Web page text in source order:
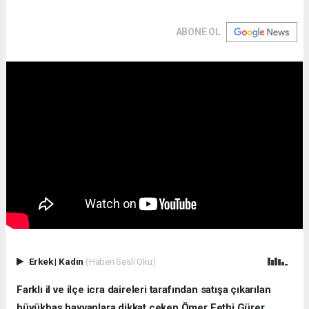
ABONE OL
Erkek| Kadın (Haberi Sesli Oku)
Farklı il ve ilçe icra daireleri tarafından satışa çıkarılan